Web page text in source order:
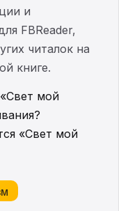
и
FBReader,
читалок на
книге.
мой
«Свет мой